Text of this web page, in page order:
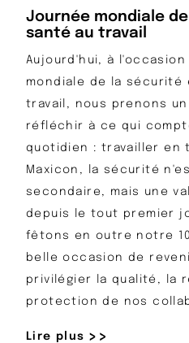
Journée mondiale
santé au travail
Aujourd'hui, à l'occasion
mondiale de la sécurité
travail, nous prenons
réfléchir à ce qui
quotidien : travailler en
Maxicon, la sécurité
secondaire, mais une
depuis le tout premier
fêtons en outre notre
belle occasion de
privilégier la qualité, la
protection de nos
Lire plus